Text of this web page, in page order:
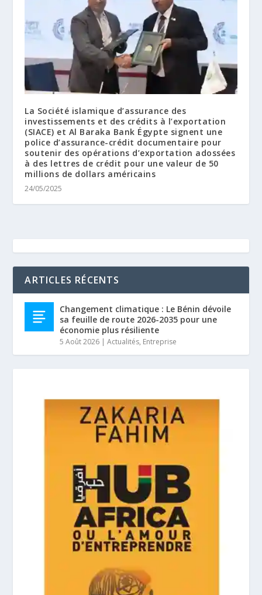
La Société islamique d’assurance des
investissements et des crédits à l’exportation
(SIACE) et Al Baraka Bank Égypte signent une
police d’assurance-crédit documentaire pour
soutenir des opérations d’exportation adossées
à des lettres de crédit pour une valeur de 50
millions de dollars américains
24/05/2025
ARTICLES RÉCENTS
Changement climatique : Le Bénin dévoile
sa feuille de route 2026-2035 pour une
économie plus résiliente
5 Août 2026 |Actualités, Entreprise